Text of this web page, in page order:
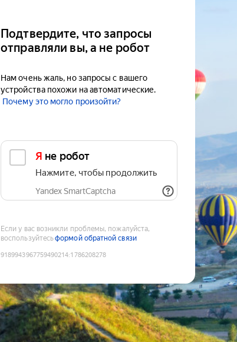
Подтвердите, что запросы
отправляли вы, а не робот
Нам очень жаль, но запросы с вашего
устройства похожи на автоматические.
Почему это могло произойти?
Я не робот
Нажмите, чтобы продолжить
Yandex SmartCaptcha
Если у вас возникли проблемы, пожалуйста,
воспользуйтесьформой обратной связи
9189943967759490214:1786208278